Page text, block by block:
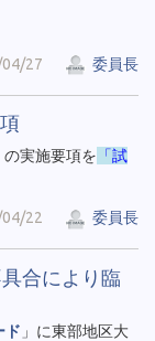
27 委員長
実施要項を 「試
22 委員長
合により臨
ド 」に東部地区大